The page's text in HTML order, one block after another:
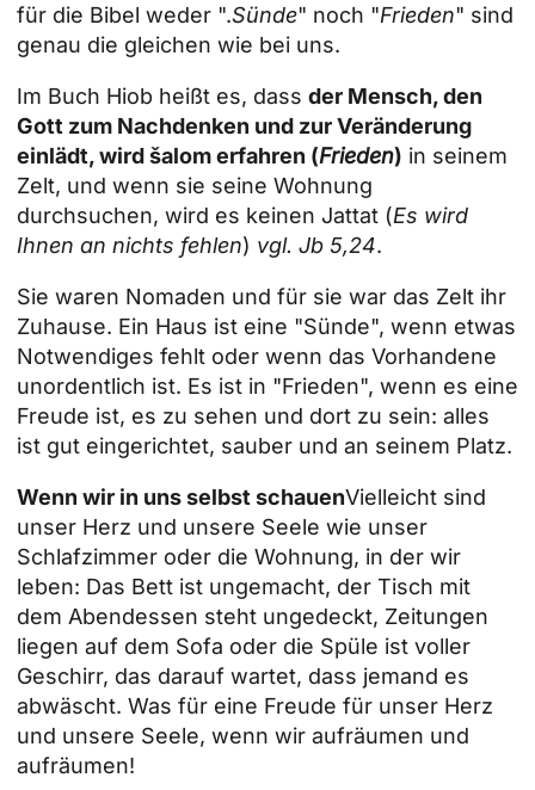
für die Bibel weder ".Sünde" noch "Frieden" sind
genau die gleichen wie bei uns.
Im Buch Hiob heißt es, dass der Mensch, den
Gott zum Nachdenken und zur Veränderung
einlädt, wird šalom erfahren (Frieden) in seinem
Zelt, und wenn sie seine Wohnung
durchsuchen, wird es keinen Jattat (Es wird
Ihnen an nichts fehlen) vgl. Jb 5,24.
Sie waren Nomaden und für sie war das Zelt ihr
Zuhause. Ein Haus ist eine "Sünde", wenn etwas
Notwendiges fehlt oder wenn das Vorhandene
unordentlich ist. Es ist in "Frieden", wenn es eine
Freude ist, es zu sehen und dort zu sein: alles
ist gut eingerichtet, sauber und an seinem Platz.
Wenn wir in uns selbst schauenVielleicht sind
unser Herz und unsere Seele wie unser
Schlafzimmer oder die Wohnung, in der wir
leben: Das Bett ist ungemacht, der Tisch mit
dem Abendessen steht ungedeckt, Zeitungen
liegen auf dem Sofa oder die Spüle ist voller
Geschirr, das darauf wartet, dass jemand es
abwäscht. Was für eine Freude für unser Herz
und unsere Seele, wenn wir aufräumen und
aufräumen!